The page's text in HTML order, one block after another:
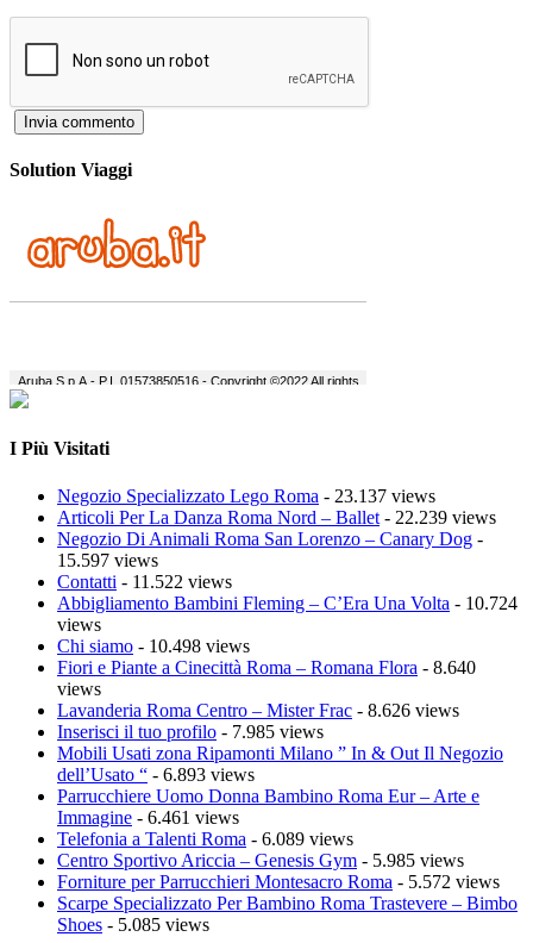
Solution Viaggi
I Più Visitati
Negozio Specializzato Lego Roma - 23.137 views
Articoli Per La Danza Roma Nord – Ballet - 22.239 views
Negozio Di Animali Roma San Lorenzo – Canary Dog -
15.597 views
Contatti - 11.522 views
Abbigliamento Bambini Fleming – C’Era Una Volta - 10.724
views
Chi siamo - 10.498 views
Fiori e Piante a Cinecittà Roma – Romana Flora - 8.640
views
Lavanderia Roma Centro – Mister Frac - 8.626 views
Inserisci il tuo profilo - 7.985 views
Mobili Usati zona Ripamonti Milano ” In & Out Il Negozio
dell’Usato “ - 6.893 views
Parrucchiere Uomo Donna Bambino Roma Eur – Arte e
Immagine - 6.461 views
Telefonia a Talenti Roma - 6.089 views
Centro Sportivo Ariccia – Genesis Gym - 5.985 views
Forniture per Parrucchieri Montesacro Roma - 5.572 views
Scarpe Specializzato Per Bambino Roma Trastevere – Bimbo
Shoes - 5.085 views